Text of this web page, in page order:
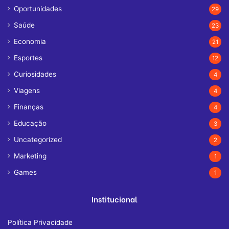
Oportunidades 29
Saúde 23
Economia 21
Esportes 12
Curiosidades 4
Viagens 4
Finanças 4
Educação 3
Uncategorized 2
Marketing 1
Games 1
Institucional
Política Privacidade